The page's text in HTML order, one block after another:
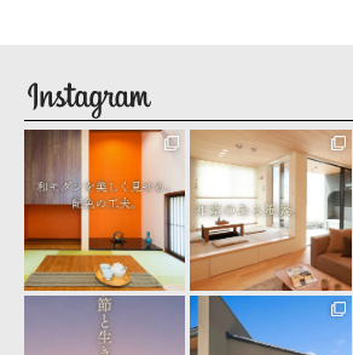
seiyu_1
seiyu_1
8月 3
seiyu_1
7月 31